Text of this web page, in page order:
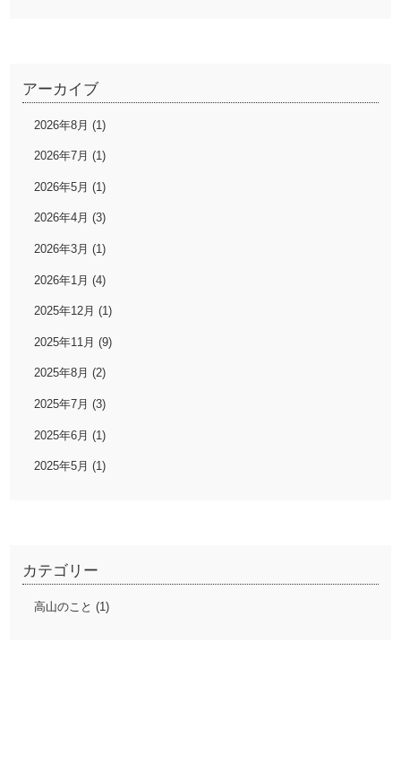
アーカイブ
2026年8月 (1)
2026年7月 (1)
2026年5月 (1)
2026年4月 (3)
2026年3月 (1)
2026年1月 (4)
2025年12月 (1)
2025年11月 (9)
2025年8月 (2)
2025年7月 (3)
2025年6月 (1)
2025年5月 (1)
カテゴリー
高山のこと (1)